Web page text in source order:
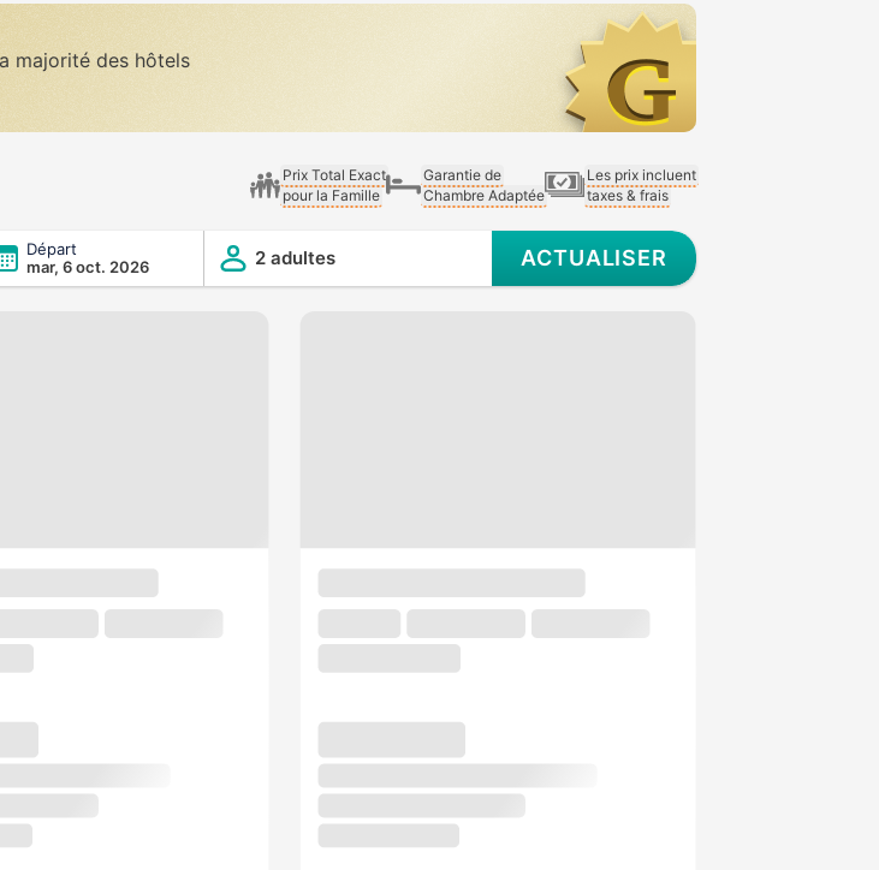
majorité des hôtels
Prix Total Exact
pour la Famille
Garantie de
Chambre Adaptée
Les prix incluent
taxes & frais
Départ
mar, 6 oct. 2026
2 adultes ACTUALISER